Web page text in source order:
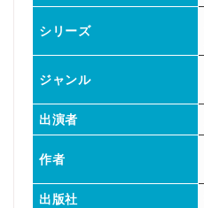
シリーズ
ジャンル
出演者
作者
出版社